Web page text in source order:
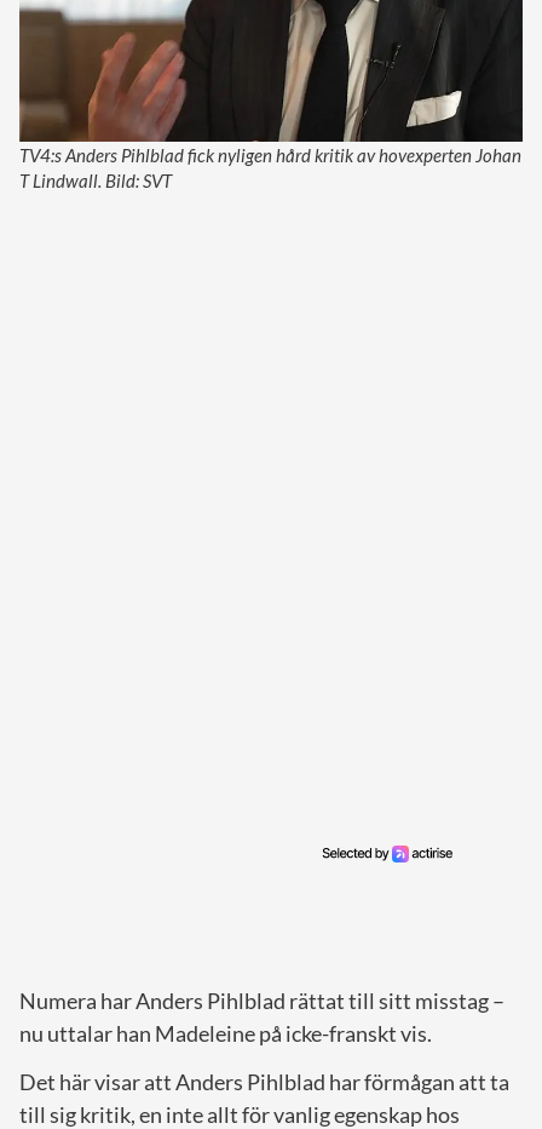
TV4:s Anders Pihlblad fick nyligen hård kritik av hovexperten Johan
T Lindwall. Bild: SVT
Numera har Anders Pihlblad rättat till sitt misstag –
nu uttalar han Madeleine på icke-franskt vis.
Det här visar att Anders Pihlblad har förmågan att ta
till sig kritik, en inte allt för vanlig egenskap hos